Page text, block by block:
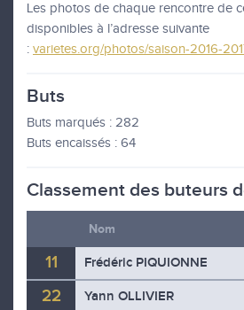
Les photos de chaque rencontre de
disponibles à l’adresse suivante
: varietes.org/photos/saison-2016-
Buts
Buts marqués : 282
Buts encaissés : 64
Classement des buteurs
Nom
1 Frédéric PIQUIONNE
2 Yann OLLIVIER